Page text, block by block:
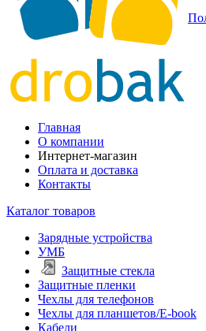
Главная
О компании
Интернет-магазин
Оплата и доставка
Контакты
Каталог товаров
Зарядные устройства
УМБ
Защитные стекла
Защитные пленки
Чехлы для телефонов
Чехлы для планшетов/E-book
Кабели